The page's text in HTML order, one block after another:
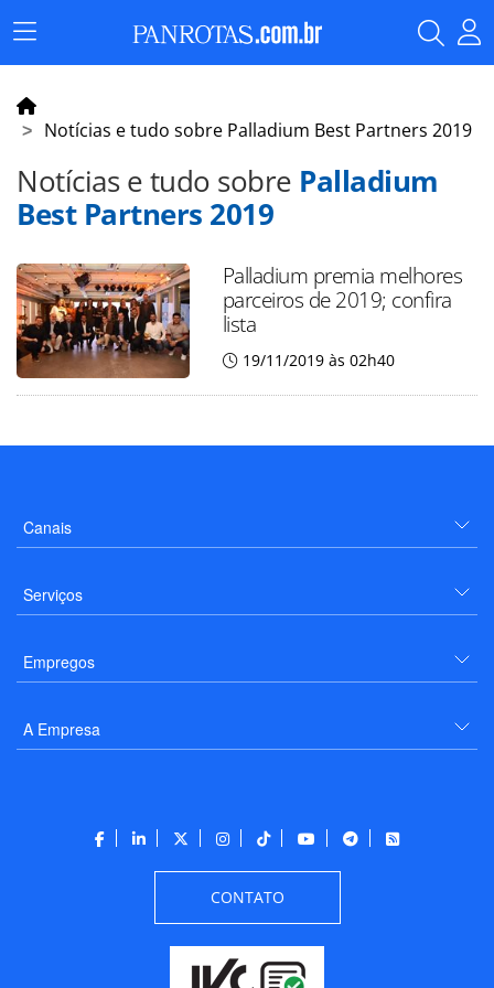
Menu
Principal
Notícias e tudo sobre Palladium Best Partners 2019
Notícias e tudo sobre Palladium
Best Partners 2019
Palladium premia melhores
parceiros de 2019; confira
lista
19/11/2019 às 02h40
Canais
Serviços
Empregos
A Empresa
CONTATO